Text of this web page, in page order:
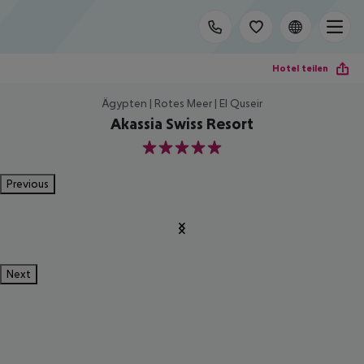
Hotel teilen
Ägypten | Rotes Meer | El Quseir
Akassia Swiss Resort
5
Previous
Next